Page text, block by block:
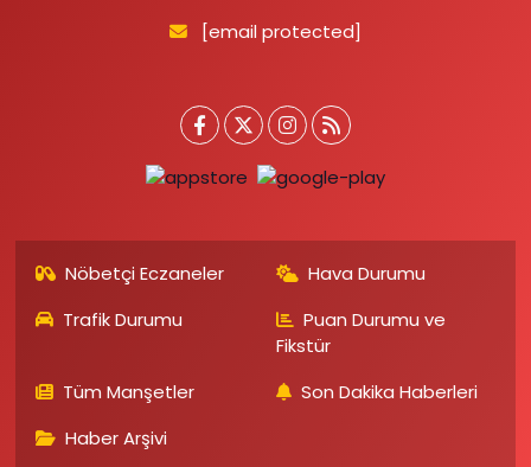
[email protected]
Nöbetçi Eczaneler
Hava Durumu
Trafik Durumu
Puan Durumu ve
Fikstür
Tüm Manşetler
Son Dakika Haberleri
Haber Arşivi